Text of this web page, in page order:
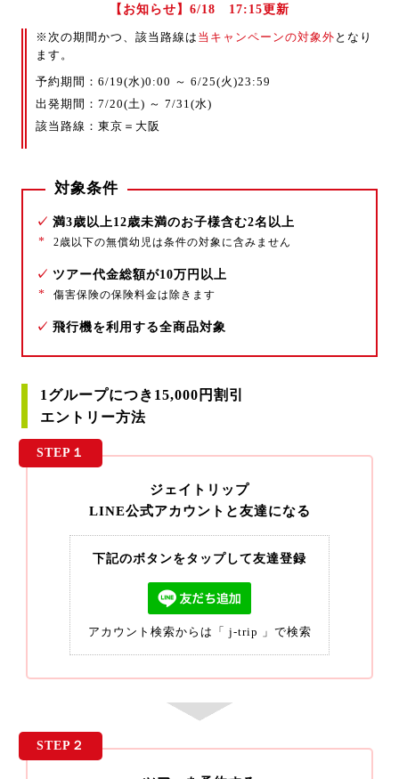
【お知らせ】6/18 17:15更新
※次の期間かつ、該当路線は 当キャンペーンの対象外 となり
ます。
予約期間：6/19(水)0:00 ～ 6/25(火)23:59
出発期間：7/20(土) ～ 7/31(水)
該当路線：東京＝大阪
対象条件
✓ 満3歳以上12歳未満のお子様含む2名以上
*
2歳以下の無償幼児は条件の対象に含みません
✓ ツアー代金総額が10万円以上
*
傷害保険の保険料金は除きます
✓ 飛行機を利用する全商品対象
1グループにつき15,000円割引
エントリー方法
STEP１
ジェイトリップ
LINE公式アカウントと友達になる
下記のボタンをタップして友達登録
アカウント検索からは「 j-trip 」で検索
STEP２